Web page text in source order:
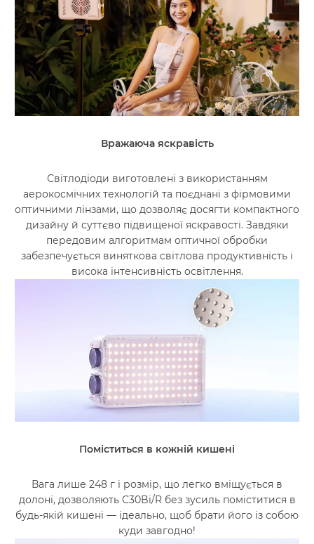
Вражаюча яскравість
Світлодіоди виготовлені з використанням
аерокосмічних технологій та поєднані з фірмовими
оптичними лінзами, що дозволяє досягти компактного
дизайну й суттєво підвищеної яскравості. Завдяки
передовим алгоритмам оптичної обробки
забезпечується виняткова світлова продуктивність і
висока інтенсивність освітлення.
Поміститься в кожній кишені
Вага лише 248 г і розмір, що легко вміщується в
долоні, дозволяють C30Bi/R без зусиль поміститися в
будь-якій кишені — ідеально, щоб брати його із собою
куди завгодно!